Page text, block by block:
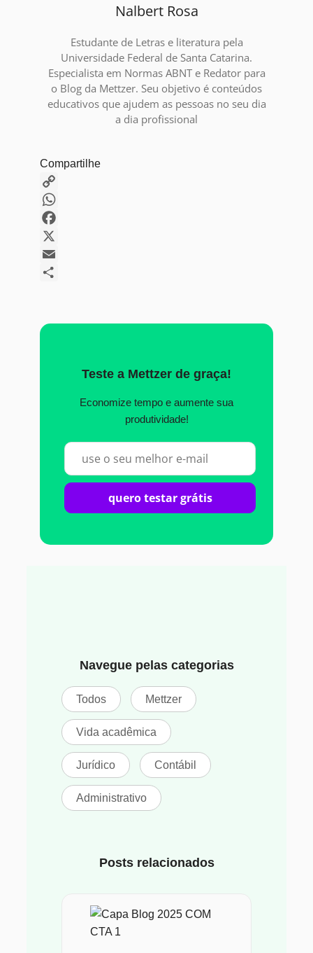
Nalbert Rosa
Estudante de Letras e literatura pela
Universidade Federal de Santa Catarina.
Especialista em Normas ABNT e Redator para
o Blog da Mettzer. Seu objetivo é conteúdos
educativos que ajudem as pessoas no seu dia
a dia profissional
Compartilhe
Copy
Link
WhatsApp
Facebook
X
Email
Teste a Mettzer de graça!
Economize tempo e aumente sua
produtividade!
quero testar grátis
Navegue pelas categorias
Todos Mettzer
Vida acadêmica
Jurídico Contábil
Administrativo
Posts relacionados